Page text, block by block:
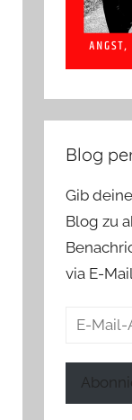
Blog
Gib
Blog zu
via E-
E-